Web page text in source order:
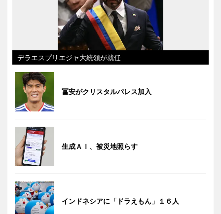
デラエスプリエジャ大統領が就任
冨安がクリスタルパレス加入
生成ＡＩ、被災地照らす
インドネシアに「ドラえもん」１６人